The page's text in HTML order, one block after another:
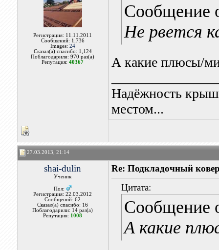
Регистрация: 11.11.2011
Сообщений: 1,736
Images: 24
Сказал(а) спасибо: 1,124
Поблагодарили: 970 раз(а)
Репутация:40367
Сообщение
Не рвется
А какие плюсы/
Надёжность
местом...
27.03.2013, 21:14
shai-dulin
Ученик
Пол:
Регистрация: 22.03.2012
Сообщений: 62
Сказал(а) спасибо: 16
Поблагодарили: 14 раз(а)
Репутация: 1008
Re: Подкладочный
Цитата:
Сообщение
А какие